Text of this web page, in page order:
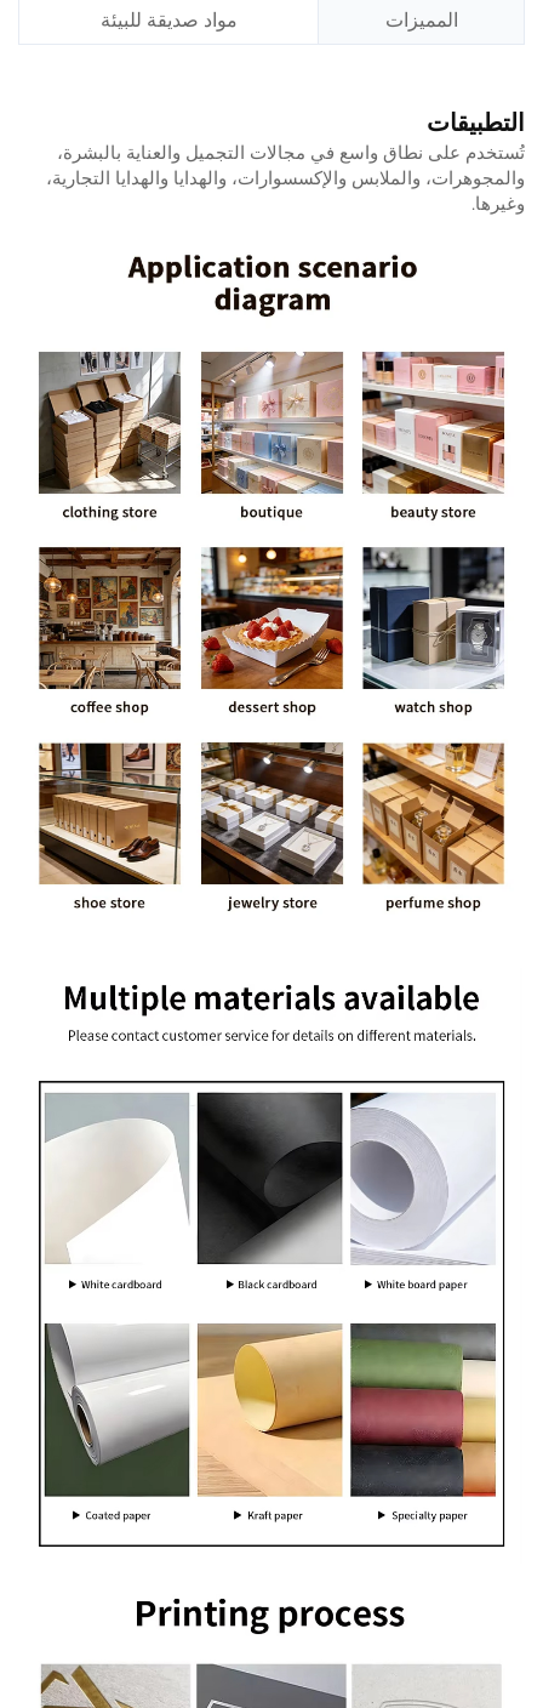
المميزات مواد صديقة للبيئة
التطبيقات
تُستخدم على نطاق واسع في مجالات التجميل والعناية بالبشرة،
والمجوهرات، والملابس والإكسسوارات، والهدايا والهدايا التجارية،
وغيرها.